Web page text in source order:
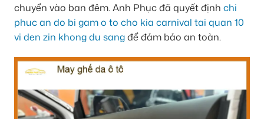
chuyển vào ban đêm. Anh Phục đã quyết định chi
phuc an do bi gam o to cho kia carnival tai quan 10
vi den zin khong du sangđể đảm bảo an toàn.